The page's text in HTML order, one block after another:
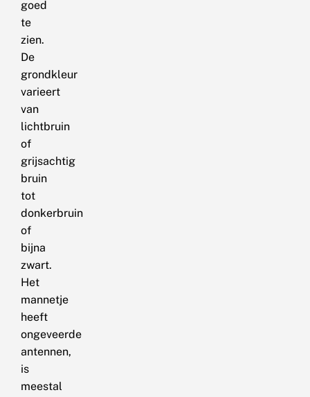
goed
te
zien.
De
grondkleur
varieert
van
lichtbruin
of
grijsachtig
bruin
tot
donkerbruin
of
bijna
zwart.
Het
mannetje
heeft
ongeveerde
antennen,
is
meestal